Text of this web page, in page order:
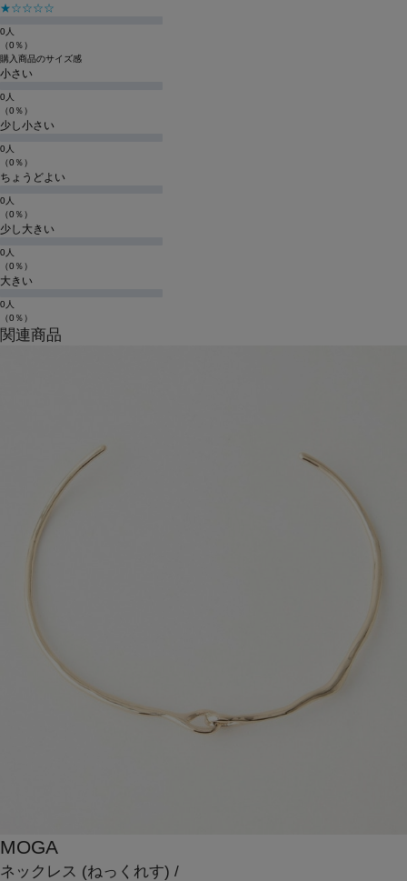
★☆☆☆☆
0人
（0％）
購入商品のサイズ感
小さい
0人
（0％）
少し小さい
0人
（0％）
ちょうどよい
0人
（0％）
少し大きい
0人
（0％）
大きい
0人
（0％）
関連商品
MOGA
ネックレス (ねっくれす) /